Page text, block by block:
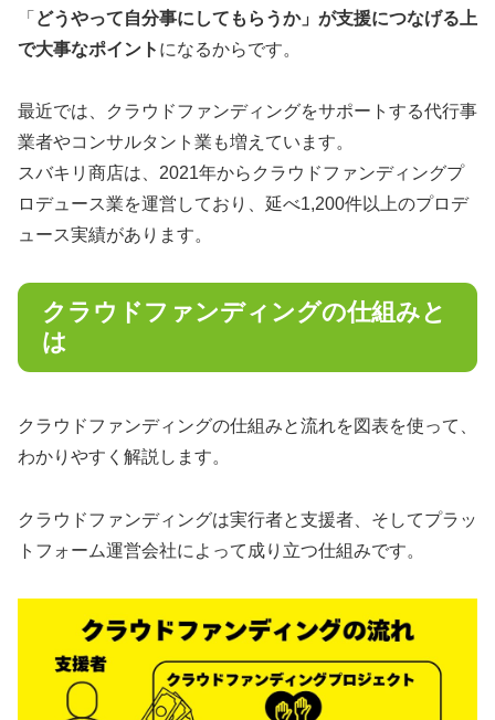
「 どうやって自分事にしてもらうか」が支援につなげる上
で大事なポイント になるからです。
最近では、クラウドファンディングをサポートする代行事
業者やコンサルタント業も増えています。
スバキリ商店は、2021年からクラウドファンディングプ
ロデュース業を運営しており、延べ1,200件以上のプロデ
ュース実績があります。
クラウドファンディングの仕組みと
は
クラウドファンディングの仕組みと流れを図表を使って、
わかりやすく解説します。
クラウドファンディングは実行者と支援者、そしてプラッ
トフォーム運営会社によって成り立つ仕組みです。